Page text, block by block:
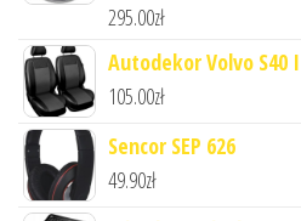
295.00zł
Autodekor Volvo S40
105.00zł
Sencor SEP 626
49.90zł